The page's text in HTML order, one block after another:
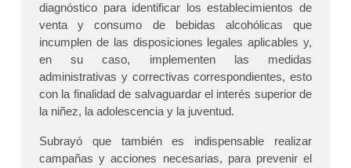
diagnóstico para identificar los establecimientos de
venta y consumo de bebidas alcohólicas que
incumplen de las disposiciones legales aplicables y,
en su caso, implementen las medidas
administrativas y correctivas correspondientes, esto
con la finalidad de salvaguardar el interés superior de
la niñez, la adolescencia y la juventud.
Subrayó que también es indispensable realizar
campañas y acciones necesarias, para prevenir el